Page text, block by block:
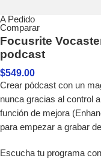
A Pedido
Comparar
Focusrite
podcast
$549.00
Crear pódcast con un
nunca gracias al control
función de mejora
para empezar a grabar
Escucha tu programa